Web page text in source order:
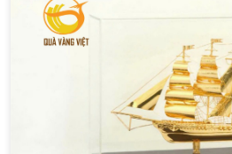
là một hành động bắt buộc,
trị vượt trội, góp phần tạo nên sự